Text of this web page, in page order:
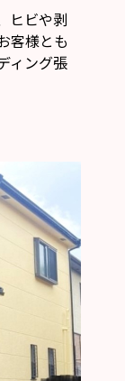
ヒビや剥
客様とも
ィング張